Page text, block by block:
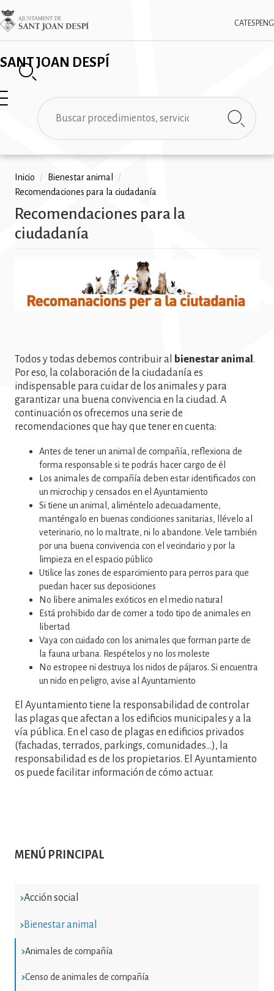
Pasar
al
contenido
SANT JOAN DESPÍ
CAT ESPENG
Imatge
✕
Buscar
MENÚ PRINCIPAL
Acción social
Bienestar animal
Animales de compañía
Censo de animales de compañía
Ruta
de
navegación
Inicio / Bienestar animal
/
Recomendaciones para la ciudadanía
Recomendaciones para la
ciudadanía
Todos y todas debemos contribuir al bienestar animal .
Por eso, la colaboración de la ciudadanía es
indispensable para cuidar de los animales y para
garantizar una buena convivencia en la ciudad. A
continuación os ofrecemos una serie de
recomendaciones que hay que tener en cuenta:
Antes de tener un animal de compañía, reflexiona de
forma responsable si te podrás hacer cargo de él
Los animales de compañía deben estar identificados con
un microchip y censados en el Ayuntamiento
Si tiene un animal, aliméntelo adecuadamente,
manténgalo en buenas condiciones sanitarias, llévelo al
veterinario, no lo maltrate, ni lo abandone. Vele también
por una buena convivencia con el vecindario y por la
limpieza en el espacio público
Utilice las zones de esparcimiento para perros para que
puedan hacer sus deposiciones
No libere animales exóticos en el medio natural
Está prohibido dar de comer a todo tipo de animales en
libertad
Vaya con cuidado con los animales que forman parte de
la fauna urbana. Respételos y no los moleste
No estropee ni destruya los nidos de pájaros. Si encuentra
un nido en peligro, avise al Ayuntamiento
El Ayuntamiento tiene la responsabilidad de controlar
las plagas que afectan a los edificios municipales y a la
vía pública. En el caso de plagas en edificios privados
(fachadas, terrados, parkings, comunidades...), la
responsabilidad es de los propietarios. El Ayuntamiento
os puede facilitar información de cómo actuar.